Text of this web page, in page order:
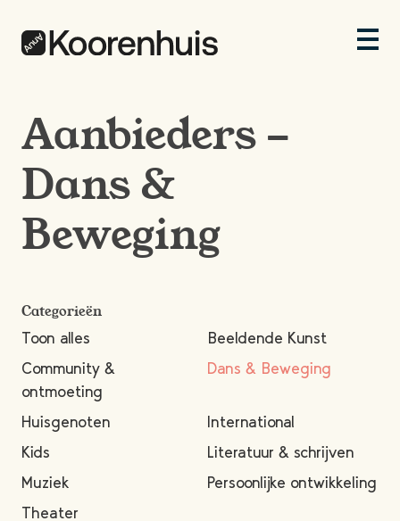
Aanbieders -
Dans &
Beweging
Categorieën
Toon alles
Beeldende Kunst
Community &
ontmoeting
Dans & Beweging
Huisgenoten
International
Kids
Literatuur & schrijven
Muziek
Persoonlijke ontwikkeling
Theater